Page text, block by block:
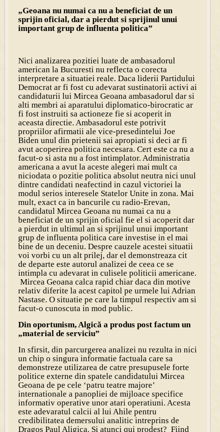
„Geoana nu numai ca nu a beneficiat de un
sprijin oficial, dar a pierdut si sprijinul unui
important grup de influenta politica”
Nici analizarea pozitiei luate de ambasadorul
american la Bucuresti nu reflecta o corecta
interpretare a situatiei reale. Daca liderii Partidului
Democrat ar fi fost cu adevarat sustinatorii activi ai
candidaturii lui Mircea Geoana ambasadorul dar si
alti membri ai aparatului diplomatico-birocratic ar
fi fost instruiti sa actioneze fie si acoperit in
aceasta directie. Ambasadorul este potrivit
propriilor afirmatii ale vice-presedintelui Joe
Biden unul din prietenii sai apropiati si deci ar fi
avut acoperirea politica necesara. Cert este ca nu a
facut-o si asta nu a fost intimplator. Administratia
americana a avut la aceste alegeri mai mult ca
niciodata o pozitie politica absolut neutra nici unul
dintre candidati neafectind in cazul victoriei la
modul serios interesele Statelor Unite in zona. Mai
mult, exact ca in bancurile cu radio-Erevan,
candidatul Mircea Geoana nu numai ca nu a
beneficiat de un sprijin oficial fie el si acoperit dar
a pierdut in ultimul an si sprijinul unui important
grup de influenta politica care investise in el mai
bine de un deceniu. Despre cauzele acestei situatii
voi vorbi cu un alt prilej, dar el demonstreaza cit
de departe este autorul analizei de ceea ce se
intimpla cu adevarat in culisele politicii americane.
Mircea Geoana calca rapid chiar daca din motive
relativ diferite la acest capitol pe urmele lui Adrian
Nastase. O situatie pe care la timpul respectiv am si
facut-o cunoscuta in mod public.
Din oportunism, Algică a produs post factum un
„material de serviciu”
In sfirsit, din parcurgerea analizei nu rezulta in nici
un chip o singura informatie factuala care sa
demonstreze utilizarea de catre presupusele forte
politice externe din spatele candidatului Mircea
Geoana de pe cele ‘patru teatre majore’
internationale a panopliei de mijloace specifice
informativ operative unor atari operatiuni. Acesta
este adevaratul calcii al lui Ahile pentru
credibilitatea demersului analitic intreprins de
Dragos Paul Aligica. Si atunci qui prodest? Fiind